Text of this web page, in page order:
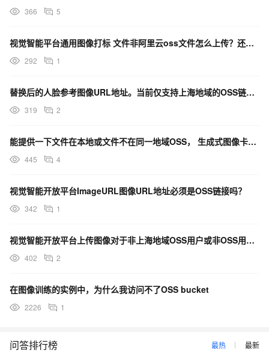
366 5
视觉智能平台通用图像打标 文件非阿里云oss文件怎么上传？还要购买 文件URL处理功能嘛？
292 1
替换后的人脸参考图像URL地址。当前仅支持上海地域的OSS链接， 我的是上海地域的oss但是域名用自
319 2
能提供一下文件在本地或文件不在同一地域OSS， 生成式图像卡通化的代码吗?
445 4
视觉智能开放平台ImageURL图像URL地址必须是OSS链接吗？
342 1
视觉智能开放平台上传图像对于非上海地域OSS用户或非OSS用户如何使用?
402 2
在图像训练的实例中，为什么我访问不了OSS bucket
2226 1
问答排行榜 最热 最新